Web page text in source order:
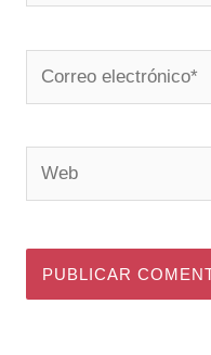
electrónico*